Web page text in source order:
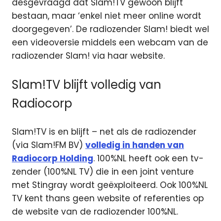
desgevraagd dat Slam!TV gewoon blijft
bestaan, maar ‘enkel niet meer online wordt
doorgegeven’. De radiozender Slam! biedt wel
een videoversie middels een webcam van de
radiozender Slam! via haar website.
Slam!TV blijft volledig van
Radiocorp
Slam!TV is en blijft – net als de radiozender
(via Slam!FM BV) volledig in handen van
Radiocorp Holding. 100%NL heeft ook een tv-
zender (100%NL TV) die in een joint venture
met Stingray wordt geëxploiteerd. Ook 100%NL
TV kent thans geen website of referenties op
de website van de radiozender 100%NL.